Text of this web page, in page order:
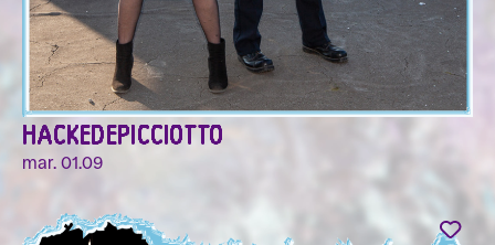
HACKEDEPICCIOTTO
mar. 01.09